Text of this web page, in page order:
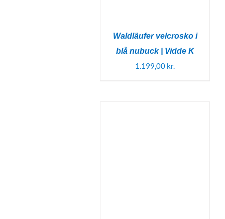
Waldläufer velcrosko i
blå nubuck | Vidde K
1.199,00 kr.